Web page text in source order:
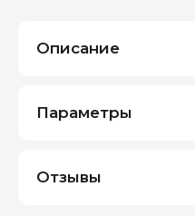
Описание
Параметры
Отзывы